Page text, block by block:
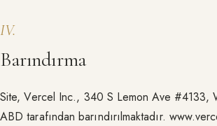
IV.
Barındırma
Site, Vercel Inc., 340 S Lemon Ave #4133,
ABD tarafından barındırılmaktadır.